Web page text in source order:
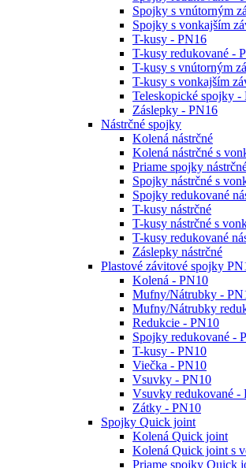
Spojky s vnútorným
Spojky s vonkajším
T-kusy - PN16
T-kusy redukované -
T-kusy s vnútorným
T-kusy s vonkajším
Teleskopické spojky -
Záslepky - PN16
Nástrčné spojky
Kolená nástrčné
Kolená nástrčné s
Priame spojky
Spojky nástrčné s
Spojky redukované
T-kusy nástrčné
T-kusy nástrčné s
T-kusy redukované
Záslepky nástrčné
Plastové závitové spojky
Kolená - PN10
Mufny/Nátrubky -
Mufny/Nátrubky
Redukcie - PN10
Spojky redukované -
T-kusy - PN10
Viečka - PN10
Vsuvky - PN10
Vsuvky redukované -
Zátky - PN10
Spojky Quick joint
Kolená Quick joint
Kolená Quick joint s
Priame spojky Quick